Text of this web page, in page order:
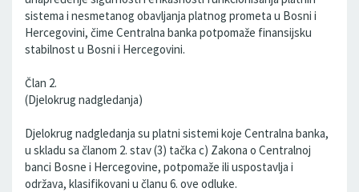
sistema i nesmetanog obavljanja platnog prometa u Bosni i
Hercegovini, čime Centralna banka potpomaže finansijsku
stabilnost u Bosni i Hercegovini.
Član 2.
(Djelokrug nadgledanja)
Djelokrug nadgledanja su platni sistemi koje Centralna banka,
u skladu sa članom 2. stav (3) tačka c) Zakona o Centralnoj
banci Bosne i Hercegovine, potpomaže ili uspostavlja i
održava, klasifikovani u članu 6. ove odluke.